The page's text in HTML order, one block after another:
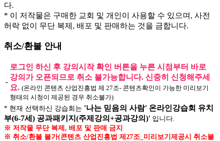
다.
* 이 저작물은 구매한 교회 및 개인이 사용할 수 있으며, 사전
허락 없이 무단 복제, 배포 및 판매하는 것을 금합니다.
취소/환불 안내
-
로그인 하신 후 강의시작 확인 버튼을 누른 시점부터 바로
강의가 오픈되므로 취소 불가능합니다. 신중히 신청해주세
요. (온라인 콘텐츠 산업진흥법 제 27조- 콘텐츠확인이 가능한 미리보기
형태의 시청이 제공된 경우 취소불가)
* 현재 선택하신 강습회는 '나는 믿음의 사람' 온라인강습회 유치
부(6-7세) 공과패키지(주제강의+공과강의)' 입니다.
※ 저작물 무단 복제, 배포 및 판매 금지
※ 취소/환불 불가(콘텐츠 산업진흥법 제27조_미리보기제공시 취소불